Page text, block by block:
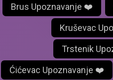
Brus Upoznavanje ❤️
Kruševac
Trstenik
Ćićevac Upoznavanje ❤️